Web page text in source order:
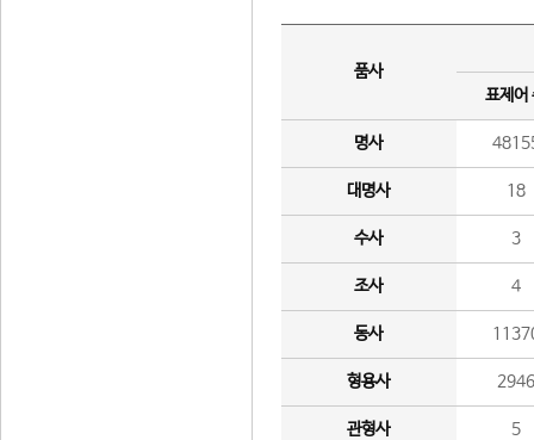
품사
표제어
명사
대명사 18
수사 3
조사 4
동사
형용사 2946
관형사 5